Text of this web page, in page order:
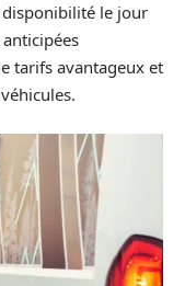
disponibilité le jour
tarifs avantageux et